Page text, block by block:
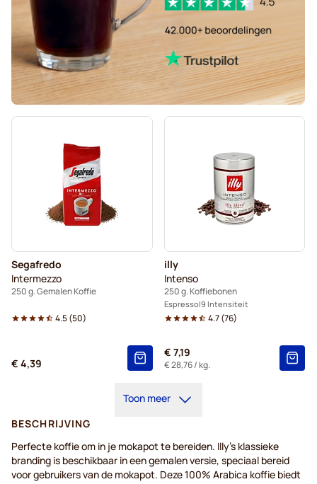
Segafredo
Intermezzo
250 g. Gemalen Koffie
4.5(50)
€ 4,39
illy
Intenso
250 g. Koffiebonen
Espresso 9 Intensiteit
4.7(76)
€ 7,19
€ 28,76/ kg.
Toon meer
BESCHRIJVING
Perfecte koffieom in je mokapotte bereiden. Illy's klassieke
branding is beschikbaar ineengemalenversie, speciaal bereid
voorgebruikersvan de mokapot. Deze100% Arabica koffie biedt